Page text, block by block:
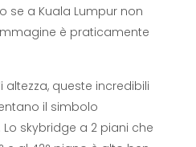
se a Kuala Lumpur non
è praticamente
altezza, queste incredibili
il simbolo
skybridge a 2 piani che